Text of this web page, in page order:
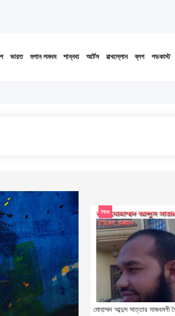
ভারত মপান লমদম শান্নবা আর্টস ৱাখল্লোন ব্লগ পডকাস্ট
মোহাম্মদ আব্দুস সাত্তার সাজবমগী
শৈরেং